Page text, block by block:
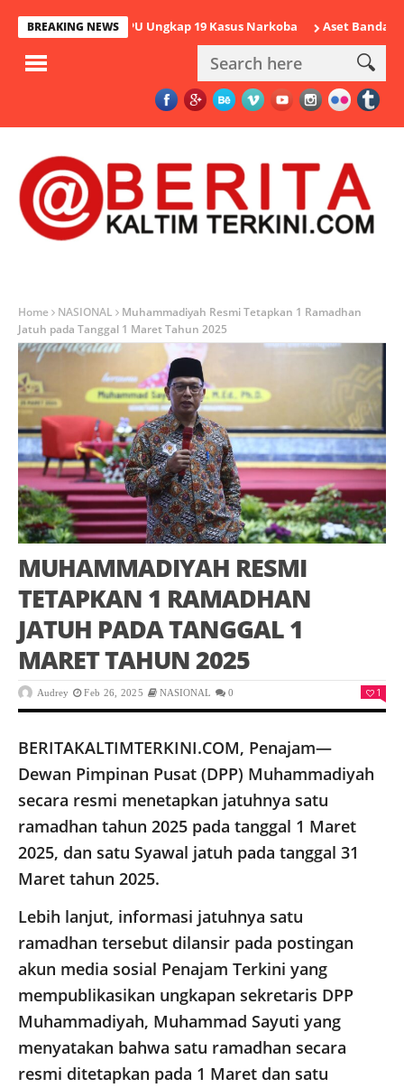
BREAKING NEWS
Polres PPU Ungkap 19 Kasus Narkoba Aset Bandar Sabu-
Home NASIONAL
Muhammadiyah Resmi Tetapkan 1 Ramadhan
Jatuh pada Tanggal 1 Maret Tahun 2025
MUHAMMADIYAH RESMI
TETAPKAN 1 RAMADHAN
JATUH PADA TANGGAL 1
MARET TAHUN 2025
Audrey Feb 26, 2025 NASIONAL 0 1
BERITAKALTIMTERKINI.COM, Penajam—
Dewan Pimpinan Pusat (DPP) Muhammadiyah
secara resmi menetapkan jatuhnya satu
ramadhan tahun 2025 pada tanggal 1 Maret
2025, dan satu Syawal jatuh pada tanggal 31
Maret tahun 2025.
Lebih lanjut, informasi jatuhnya satu
ramadhan tersebut dilansir pada postingan
akun media sosial Penajam Terkini yang
mempublikasikan ungkapan sekretaris DPP
Muhammadiyah, Muhammad Sayuti yang
menyatakan bahwa satu ramadhan secara
resmi ditetapkan pada 1 Maret dan satu